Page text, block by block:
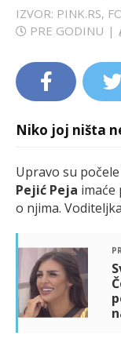
IZVOR: PINK.RS,
PRE GODINU |
Niko joj ništa
Upravo su
Pejić Peja imaće
o njima. Voditeljka